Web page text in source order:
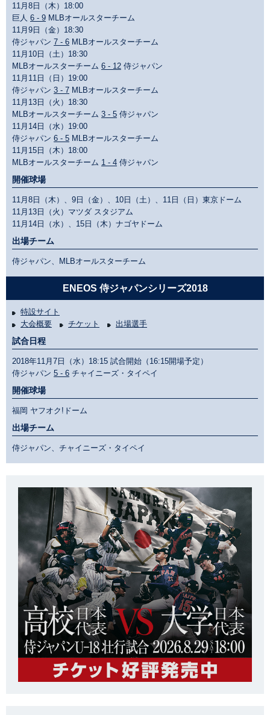
11月8日（木）18:00
巨人 6 - 9 MLBオールスターチーム
11月9日（金）18:30
侍ジャパン 7 - 6 MLBオールスターチーム
11月10日（土）18:30
MLBオールスターチーム 6 - 12 侍ジャパン
11月11日（日）19:00
侍ジャパン 3 - 7 MLBオールスターチーム
11月13日（火）18:30
MLBオールスターチーム 3 - 5 侍ジャパン
11月14日（水）19:00
侍ジャパン 6 - 5 MLBオールスターチーム
11月15日（木）18:00
MLBオールスターチーム 1 - 4 侍ジャパン
開催球場
11月8日（木）、9日（金）、10日（土）、11日（日）東京ドーム
11月13日（火）マツダ スタジアム
11月14日（水）、15日（木）ナゴヤドーム
出場チーム
侍ジャパン、MLBオールスターチーム
ENEOS 侍ジャパンシリーズ2018
特設サイト
大会概要
チケット 出場選手
試合日程
2018年11月7日（水）18:15 試合開始（16:15開場予定）
侍ジャパン 5 - 6 チャイニーズ・タイペイ
開催球場
福岡 ヤフオク!ドーム
出場チーム
侍ジャパン、チャイニーズ・タイペイ